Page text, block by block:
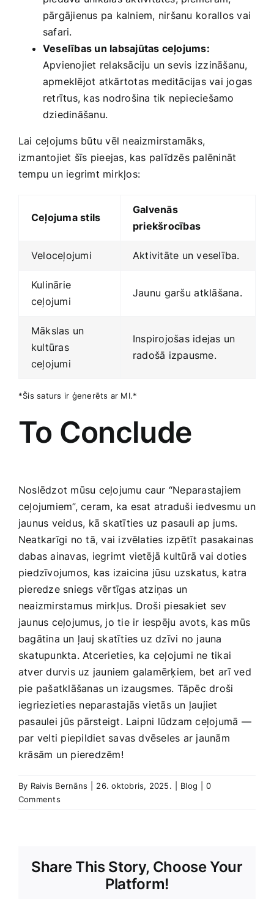
pārgājienus pa kalniem,⁢ niršanu ⁤korallos vai
safari.
Veselības un labsajūtas ceļojums:
Apvienojiet relaksāciju un sevis izzināšanu,
apmeklējot atkārtotas meditācijas vai jogas
retrītus, kas nodrošina tik nepieciešamo
dziedināšanu.
Lai ceļojums būtu vēl neaizmirstamāks,
izmantojiet šīs pieejas, kas palīdzēs​ palēnināt
tempu un ‍iegrimt‍ mirkļos:
Ceļojuma stils
Galvenās
priekšrocības
Veloceļojumi Aktivitāte un veselība.
Kulinārie
ceļojumi
Jaunu ⁤garšu⁤ atklāšana.
Mākslas un
kultūras
ceļojumi
Inspirojošas‌ idejas un
radošā izpausme.
*Šis saturs ir ​ģenerēts ar MI.*
To Conclude
Noslēdzot mūsu ​ceļojumu caur “Neparastajiem
ceļojumiem”, ceram, ⁤ka esat atraduši iedvesmu un
jaunus veidus, kā skatīties uz pasauli ap jums.
Neatkarīgi no tā, vai izvēlaties izpētīt pasakainas
dabas ainavas, iegrimt vietējā kultūrā vai doties
piedzīvojumos, kas​ izaicina jūsu uzskatus, katra
pieredze sniegs vērtīgas atziņas un
neaizmirstamus mirkļus. Droši‌ piesakiet sev
jaunus ceļojumus, jo tie ir iespēju avots, kas mūs
bagātina un ļauj skatīties uz dzīvi no jauna
skatupunkta. Atcerieties, ka‍ ceļojumi ne tikai
atver durvis uz jauniem galamērķiem, bet ⁢arī ved
pie pašatklāšanas un izaugsmes. Tāpēc droši
iegriezieties neparastajās vietās un ļaujiet
pasaulei ⁤jūs ​pārsteigt. Laipni lūdzam ceļojumā —
par velti piepildiet savas‌ dvēseles ar jaunām
krāsām un pieredzēm!
By Raivis Bernāns 26. oktobris, 2025. Blog
0
Comments
Share This Story, Choose Your
Platform!